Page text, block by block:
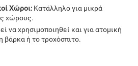
Χώροι: Κατάλληλο για μικρά
χώρους.
να χρησιμοποιηθεί και για ατομική
βάρκα ή το τροχόσπιτο.